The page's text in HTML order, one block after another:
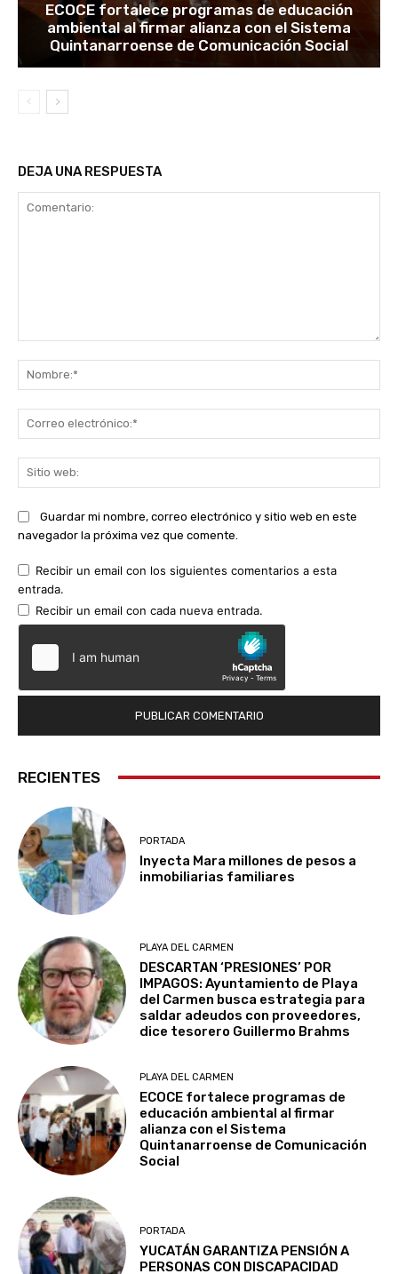
ECOCE fortalece programas de educación
ambiental al firmar alianza con el Sistema
Quintanarroense de Comunicación Social
DEJA UNA RESPUESTA
Guardar mi nombre, correo electrónico y sitio web en este
navegador la próxima vez que comente.
Recibir un email con los siguientes comentarios a esta
entrada.
Recibir un email con cada nueva entrada.
RECIENTES
PORTADA
Inyecta Mara millones de pesos a
inmobiliarias familiares
PLAYA DEL CARMEN
DESCARTAN ‘PRESIONES’ POR
IMPAGOS: Ayuntamiento de Playa
del Carmen busca estrategia para
saldar adeudos con proveedores,
dice tesorero Guillermo Brahms
PLAYA DEL CARMEN
ECOCE fortalece programas de
educación ambiental al firmar
alianza con el Sistema
Quintanarroense de Comunicación
Social
PORTADA
YUCATÁN GARANTIZA PENSIÓN A
PERSONAS CON DISCAPACIDAD